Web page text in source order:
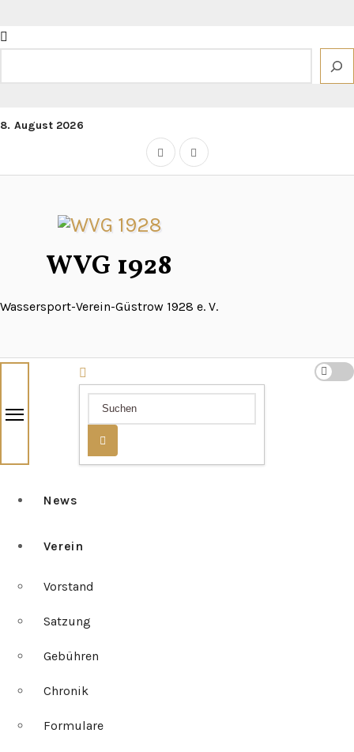
Inhalt
springen
8. August 2026
WVG 1928
Wassersport-Verein-Güstrow 1928 e. V.
News
Verein
Vorstand
Satzung
Gebühren
Chronik
Formulare